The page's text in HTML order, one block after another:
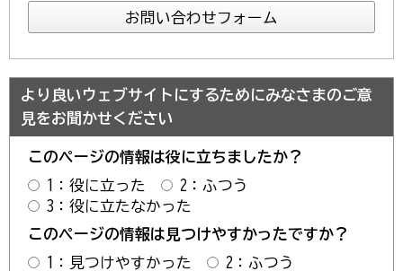
より良いウェブサイトにするためにみなさまのご意
見をお聞かせください
このページの情報は役に立ちましたか？
1：役に立った
2：ふつう
3：役に立たなかった
このページの情報は見つけやすかったですか？
1：見つけやすかった
2：ふつう